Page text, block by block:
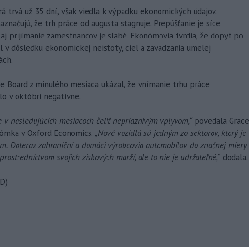
trvá už 35 dní, však viedla k výpadku ekonomických údajov.
že trh práce od augusta stagnuje. Prepúšťanie je síce
prijímanie zamestnancov je slabé. Ekonómovia tvrdia, že dopyt po
v dôsledku ekonomickej neistoty, ciel a zavádzania umelej
Board z minulého mesiaca ukázal, že vnímanie trhu práce
v októbri negatívne.
v nasledujúcich mesiacoch čeliť nepriaznivým vplyvom,“ povedala Grace
v Oxford Economics. „Nové vozidlá sú jedným zo sektorov, ktorý je
Doteraz zahraniční a domáci výrobcovia automobilov do značnej miery
svojich ziskových marží, ale to nie je udržateľné,“ dodala.